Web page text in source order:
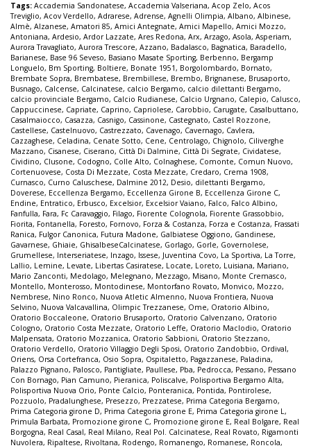
Tags: Accademia Sandonatese, Accademia Valseriana, Acop Zelo, Acos
Treviglio, Acov Verdello, Adrarese, Adrense, Agnelli Olimpia, Albano, Albinese,
Almè, Alzanese, Amatori 85, Amici Antegnate, Amici Mapello, Amici Mozzo,
Antoniana, Ardesio, Ardor Lazzate, Ares Redona, Arx, Arzago, Asola, Asperiam,
Aurora Travagliato, Aurora Trescore, Azzano, Badalasco, Bagnatica, Baradello,
Barianese, Base 96 Seveso, Basiano Masate Sporting, Berbenno, Bergamp
Longuelo, Bm Sporting, Boltiere, Bonate 1951, Borgolombardo, Bornato,
Brembate Sopra, Brembatese, Brembillese, Brembo, Brignanese, Brusaporto,
Busnago, Calcense, Calcinatese, calcio Bergamo, calcio dilettanti Bergamo,
calcio provinciale Bergamo, Calcio Rudianese, Calcio Urgnano, Calepio, Calusco,
Cappuccinese, Capriate, Caprino, Capriolese, Carobbio, Carugate, Casalbuttano,
Casalmaiocco, Casazza, Casnigo, Cassinone, Castegnato, Castel Rozzone,
Castellese, Castelnuovo, Castrezzato, Cavenago, Cavernago, Cavlera,
Cazzaghese, Celadina, Cenate Sotto, Cene, Centrolago, Chignolo, Ciliverghe
Mazzano, Cisanese, Ciserano, Città Di Dalmine, Città Di Segrate, Cividatese,
Cividino, Clusone, Codogno, Colle Alto, Colnaghese, Comonte, Comun Nuovo,
Cortenuovese, Costa Di Mezzate, Costa Mezzate, Credaro, Crema 1908,
Curnasco, Curno Caluschese, Dalmine 2012, Desio, dilettanti Bergamo,
Doverese, Eccellenza Bergamo, Eccellenza Girone B, Eccellenza Girone C,
Endine, Entratico, Erbusco, Excelsior, Excelsior Vaiano, Falco, Falco Albino,
Fanfulla, Fara, Fc Caravaggio, Filago, Fiorente Colognola, Fiorente Grassobbio,
Fiorita, Fontanella, Foresto, Fornovo, Forza & Costanza, Forza e Costanza, Frassati
Ranica, Fulgor Canonica, Futura Madone, Galbiatese Oggiono, Gandinese,
Gavarnese, Ghiaie, GhisalbeseCalcinatese, Gorlago, Gorle, Governolese,
Grumellese, Interseriatese, Inzago, Issese, Juventina Covo, La Sportiva, La Torre,
Lallio, Lemine, Levate, Libertas Casiratese, Locate, Loreto, Luisiana, Mariano,
Mario Zanconti, Medolago, Melegnano, Mezzago, Misano, Monte Cremasco,
Montello, Monterosso, Montodinese, Montorfano Rovato, Monvico, Mozzo,
Nembrese, Nino Ronco, Nuova Atletic Almenno, Nuova Frontiera, Nuova
Selvino, Nuova Valcavallina, Olimpic Trezzanese, Ome, Oratorio Albino,
Oratorio Boccaleone, Oratorio Brusaporto, Oratorio Calvenzano, Oratorio
Cologno, Oratorio Costa Mezzate, Oratorio Leffe, Oratorio Maclodio, Oratorio
Malpensata, Oratorio Mozzanica, Oratorio Sabbioni, Oratorio Stezzano,
Oratorio Verdello, Oratorio Villaggio Degli Sposi, Oratorio Zandobbio, Ordival,
Oriens, Orsa Cortefranca, Osio Sopra, Ospitaletto, Pagazzanese, Paladina,
Palazzo Pignano, Palosco, Pantigliate, Paullese, Pba, Pedrocca, Pessano, Pessano
Con Bornago, Pian Camuno, Pieranica, Poliscalve, Polisportiva Bergamo Alta,
Polisportiva Nuova Orio, Ponte Calcio, Ponteranica, Pontida, Pontirolese,
Pozzuolo, Pradalunghese, Presezzo, Prezzatese, Prima Categoria Bergamo,
Prima Categoria girone D, Prima Categoria girone E, Prima Categoria girone L,
Primula Barbata, Promozione girone C, Promozione girone E, Real Bolgare, Real
Borgogna, Real Casal, Real Milano, Real Pol. Calcinatese, Real Rovato, Rigamonti
Nuvolera, Ripaltese, Rivoltana, Rodengo, Romanengo, Romanese, Roncola,